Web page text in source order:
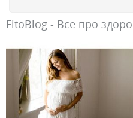
FitoBlog - Все про